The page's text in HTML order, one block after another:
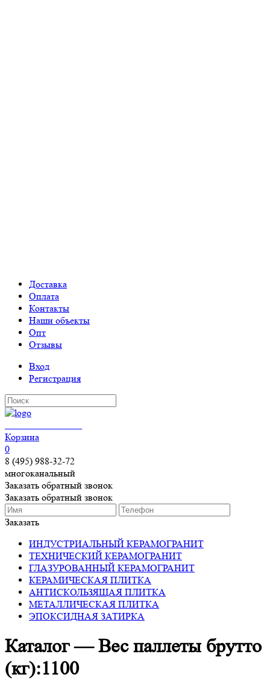
Доставка
Оплата
Контакты
Наши объекты
Опт
Отзывы
Вход
Регистрация
Корзина
0
8 (495) 988-32-72
многоканальный
Заказать обратный звонок
Заказать обратный звонок
Заказать
ИНДУСТРИАЛЬНЫЙ КЕРАМОГРАНИТ
ТЕХНИЧЕСКИЙ КЕРАМОГРАНИТ
ГЛАЗУРОВАННЫЙ КЕРАМОГРАНИТ
КЕРАМИЧЕСКАЯ ПЛИТКА
АНТИСКОЛЬЗЯЩАЯ ПЛИТКА
МЕТАЛЛИЧЕСКАЯ ПЛИТКА
ЭПОКСИДНАЯ ЗАТИРКА
Каталог — Вес паллеты брутто
(кг):1100